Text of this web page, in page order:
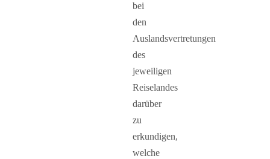
bei
den
Auslandsvertretungen
des
jeweiligen
Reiselandes
darüber
zu
erkundigen,
welche